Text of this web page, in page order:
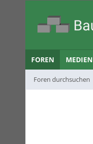
FOREN
Foren durchsuchen
MEDIEN